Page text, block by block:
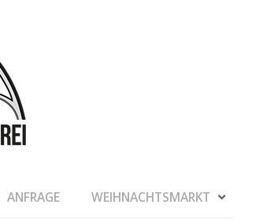
ANFRAGE WEIHNACHTSMARKT